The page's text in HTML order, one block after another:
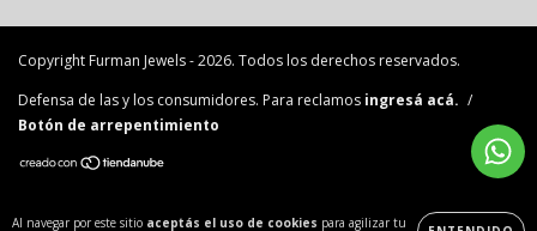
Al navegar por este sitio aceptás el uso de cookies para agilizar tu
Copyright Furman Jewels - 2026. Todos los derechos reservados.
Defensa de las y los consumidores. Para reclamos ingresá acá. /
Botón de arrepentimiento